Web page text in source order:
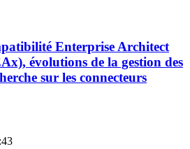
Enterprise Architect
évolutions de la gestion des
sur les connecteurs